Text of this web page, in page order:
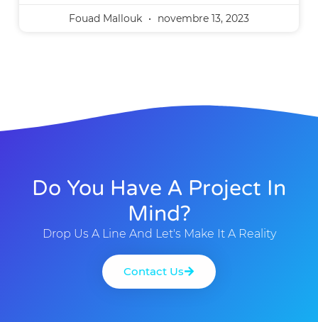
Fouad Mallouk novembre 13, 2023
Do You Have A Project In
Mind?
Drop Us A Line And Let's Make It A Reality
Contact Us